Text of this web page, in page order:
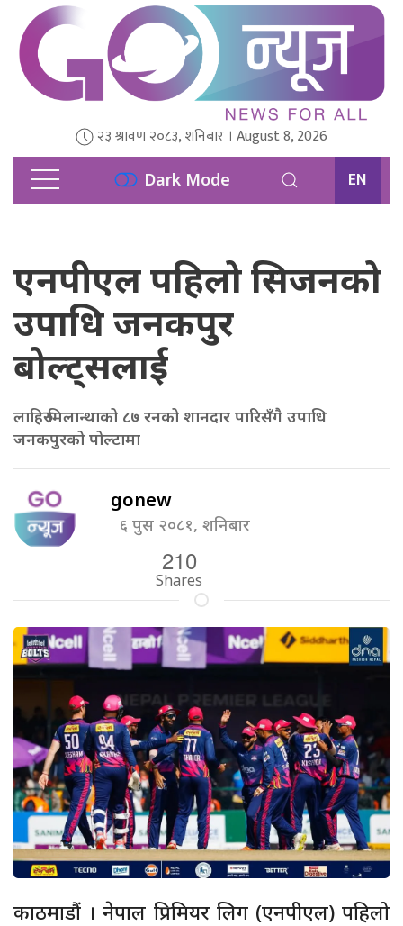
२३ श्रावण २०८३, शनिबार । August 8, 2026
Dark Mode EN
एनपीएल पहिलो सिजनको
उपाधि जनकपुर
बोल्ट्सलाई
लाहिरु मिलान्थाको ८७ रनको शानदार पारिसँगै उपाधि
जनकपुरको पोल्टामा
gonew
६ पुस २०८१, शनिबार
210
Shares
काठमाडौं । नेपाल प्रिमियर लिग (एनपीएल) पहिलो